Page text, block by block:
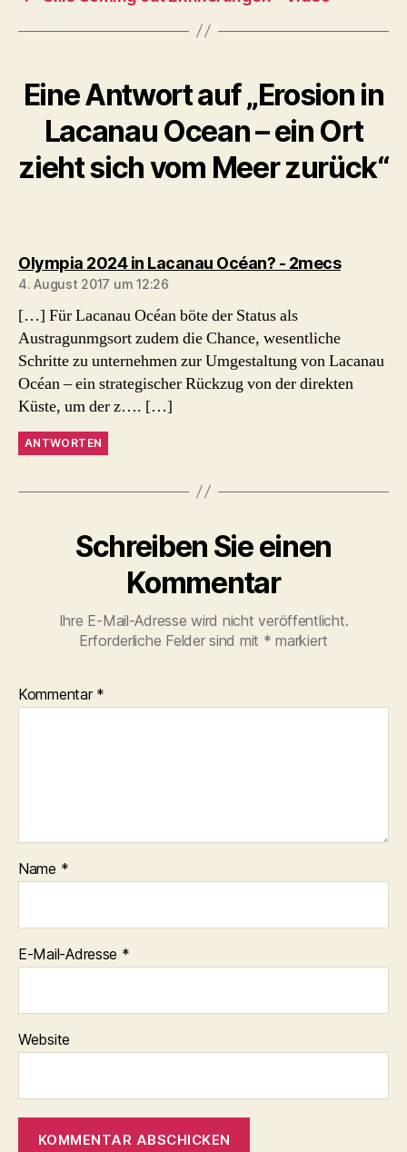
Eine Antwort auf „Erosion in
Lacanau Ocean – ein Ort
zieht sich vom Meer zurück“
Olympia 2024 in Lacanau Océan? - 2mecssagt:
4. August 2017 um 12:26
[…] Für Lacanau Océan böte der Status als
Austragunmgsort zudem die Chance, wesentliche
Schritte zu unternehmen zur Umgestaltung von Lacanau
Océan – ein strategischer Rückzug von der direkten
Küste, um der z…. […]
ANTWORTEN
Schreiben Sie einen
Kommentar
Ihre E-Mail-Adresse wird nicht veröffentlicht.
Erforderliche Felder sind mit * markiert
Kommentar *
Name *
E-Mail-Adresse *
Website